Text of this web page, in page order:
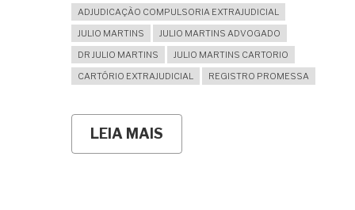
ADJUDICAÇÃO COMPULSORIA EXTRAJUDICIAL
JULIO MARTINS
JULIO MARTINS ADVOGADO
DR JULIO MARTINS
JULIO MARTINS CARTORIO
CARTÓRIO EXTRAJUDICIAL
REGISTRO PROMESSA
LEIA MAIS
TENHO